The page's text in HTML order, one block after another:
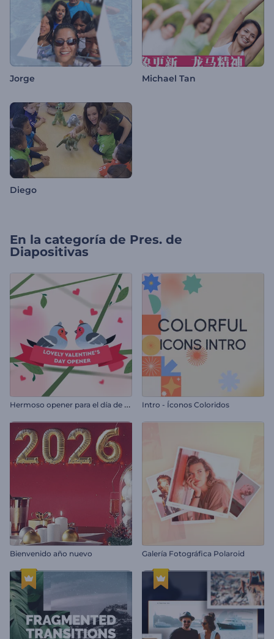
Jorge Michael Tan
Diego
En la categoría de Pres. de
Diapositivas
H
ermoso opener para el día de San Valentín Intro - Íconos Coloridos
Bienvenido año nuevo Galería Fotográfica Polaroid